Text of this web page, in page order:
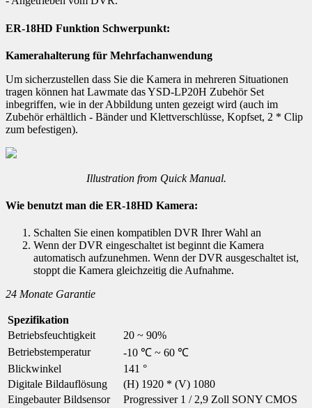
ER-18HD Funktion Schwerpunkt:
Kamerahalterung für Mehrfachanwendung
Um sicherzustellen dass Sie die Kamera in mehreren Situationen
tragen können hat Lawmate das YSD-LP20H Zubehör Set
inbegriffen, wie in der Abbildung unten gezeigt wird (auch im
Zubehör erhältlich - Bänder und Klettverschlüsse, Kopfset, 2 * Clip
zum befestigen).
Illustration from Quick Manual.
Wie benutzt man die ER-18HD Kamera:
Schalten Sie einen kompatiblen DVR Ihrer Wahl an
Wenn der DVR eingeschaltet ist beginnt die Kamera
automatisch aufzunehmen. Wenn der DVR ausgeschaltet ist,
stoppt die Kamera gleichzeitig die Aufnahme.
24 Monate Garantie
Spezifikation
Betriebsfeuchtigkeit
20 ~ 90%
Betriebstemperatur
-10 ℃ ~ 60 ℃
Blickwinkel
141 °
Digitale Bildauflösung
(H) 1920 * (V) 1080
Eingebauter Bildsensor
Progressiver 1 / 2,9 Zoll SONY CMOS